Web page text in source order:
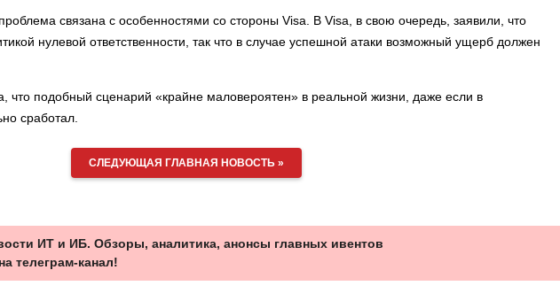
связана с особенностями со стороны Visa. В Visa, в свою очередь, заявили, что
нулевой ответственности, так что в случае успешной атаки возможный ущерб должен
что подобный сценарий «крайне маловероятен» в реальной жизни, даже если в
сработал.
СЛЕДУЮЩАЯ ГЛАВНАЯ НОВОСТЬ »
ИТ и ИБ. Обзоры, аналитика, анонсы главных ивентов
телеграм-канал!